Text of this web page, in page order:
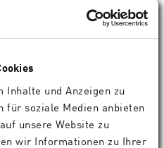
Inhalte und Anzeigen zu
für soziale Medien anbieten
unsere Website zu
wir Informationen zu Ihrer
vor Ort – auch die
in die SCHWIND
Showroom – individuell auf
zugeschnitten
Produktübersichten,
Vertiefung spezieller